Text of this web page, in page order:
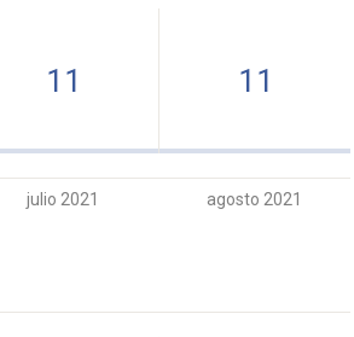
11
julio 2021
11
agosto 2021